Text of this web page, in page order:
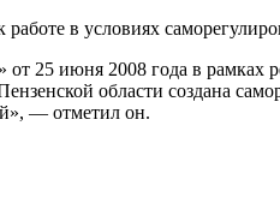
в условиях
25 июня 2008 года в рамках
области создана
— отметил он.